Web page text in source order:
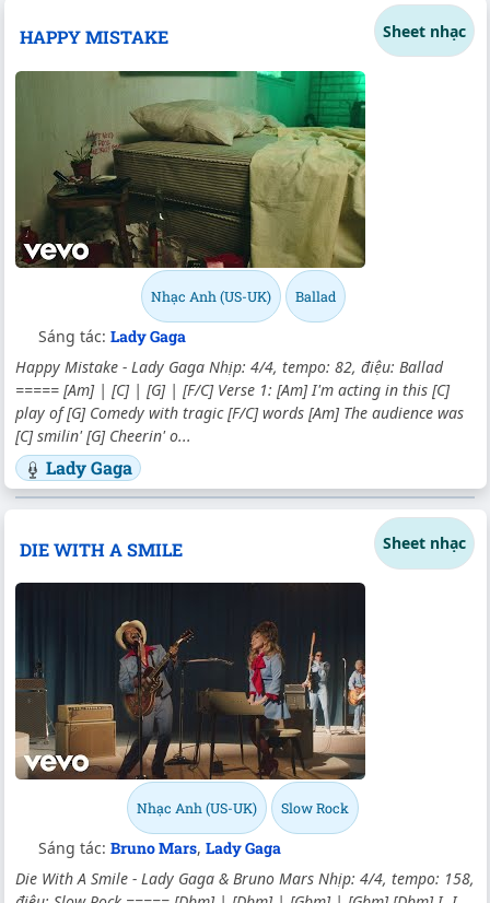
HAPPY MISTAKE Sheet nhạc
Nhạc Anh (US-UK) Ballad
Sáng tác: Lady Gaga
Happy Mistake - Lady Gaga Nhịp: 4/4, tempo: 82, điệu: Ballad
===== [Am] | [C] | [G] | [F/C] Verse 1: [Am] I'm acting in this [C]
play of [G] Comedy with tragic [F/C] words [Am] The audience was
[C] smilin' [G] Cheerin' o...
Lady Gaga
DIE WITH A SMILE Sheet nhạc
Nhạc Anh (US-UK) Slow Rock
Sáng tác: Bruno Mars, Lady Gaga
Die With A Smile - Lady Gaga & Bruno Mars Nhịp: 4/4, tempo: 158,